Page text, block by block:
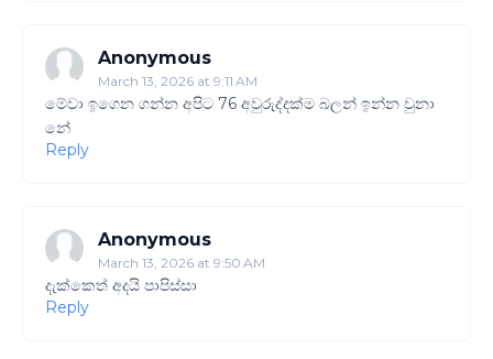
Anonymous
March 13, 2026 at 9:11 AM
මේවා ඉගෙන ගන්න අපිට 76 අවුරුද්දක්ම බලන් ඉන්න වුනා
නේ
Reply
Anonymous
March 13, 2026 at 9:50 AM
දැක්කෙත් අදයි පාපිස්සා
Reply